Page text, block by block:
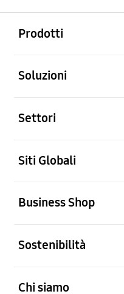
Prodotti
Soluzioni
Settori
Siti Globali
Business Shop
Sostenibilità
Chi siamo